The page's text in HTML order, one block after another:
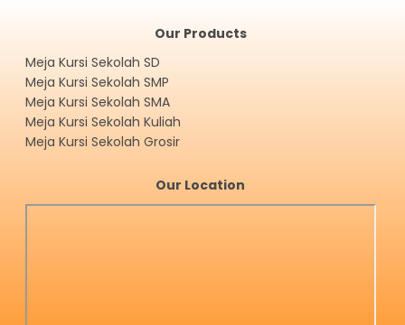
Our Products
Meja Kursi Sekolah SD
Meja Kursi Sekolah SMP
Meja Kursi Sekolah SMA
Meja Kursi Sekolah Kuliah
Meja Kursi Sekolah Grosir
Our Location